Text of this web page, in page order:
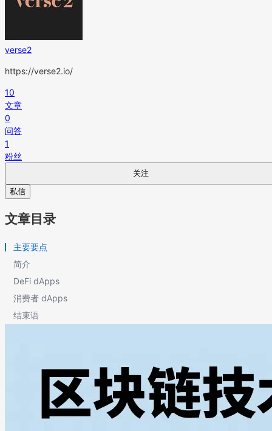
verse2
https://verse2.io/
10
文章
0
问答
1
粉丝
关注
私信
文章目录
主要要点
简介
DeFi dApps
消费者 dApps
结束语